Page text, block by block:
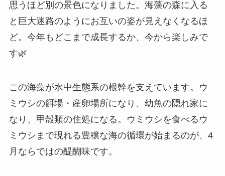
思うほど別の景色になりました。海藻の森に入る
と巨大迷路のようにお互いの姿が見えなくなるほ
ど。今年もどこまで成長するか、今から楽しみで
す🌿
この海藻が水中生態系の根幹を支えています。ウ
ミウシの餌場・産卵場所になり、幼魚の隠れ家に
なり、甲殻類の住処になる。ウミウシを食べるウ
ミウシまで現れる豊穣な海の循環が始まるのが、4
月ならではの醍醐味です。